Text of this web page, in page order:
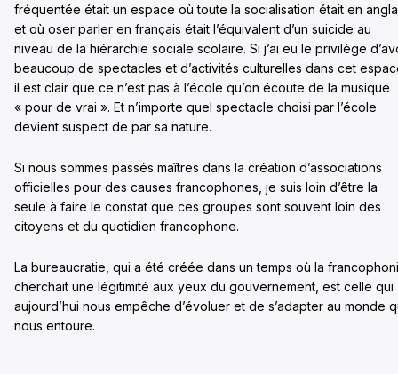
fréquentée était un espace où toute la socialisation était en
et où oser parler en français était l’équivalent d’un suicide au
niveau de la hiérarchie sociale scolaire. Si j’ai eu le privilège
beaucoup de spectacles et d’activités culturelles dans cet
il est clair que ce n’est pas à l’école qu’on écoute de la musique
« pour de vrai ». Et n’importe quel spectacle choisi par l’école
devient suspect de par sa nature.
Si nous sommes passés maîtres dans la création d’associations
officielles pour des causes francophones, je suis loin d’être la
seule à faire le constat que ces groupes sont souvent loin des
citoyens et du quotidien francophone.
La bureaucratie, qui a été créée dans un temps où la
cherchait une légitimité aux yeux du gouvernement, est celle qui
aujourd’hui nous empêche d’évoluer et de s’adapter au monde
nous entoure.